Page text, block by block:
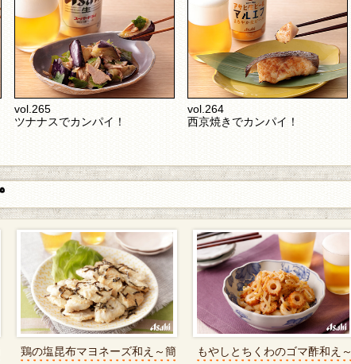
vol.265
ツナナスでカンパイ！
vol.264
西京焼きでカンパイ！
鶏の塩昆布マヨネーズ和え～簡
もやしとちくわのゴマ酢和え～